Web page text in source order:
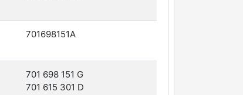
701698151A
701 698 151 G
701 615 301 D